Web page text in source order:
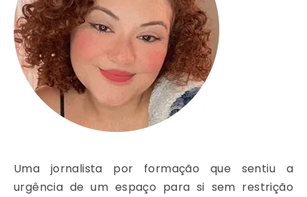
Uma jornalista por formação que sentiu a
urgência de um espaço para si sem restrição